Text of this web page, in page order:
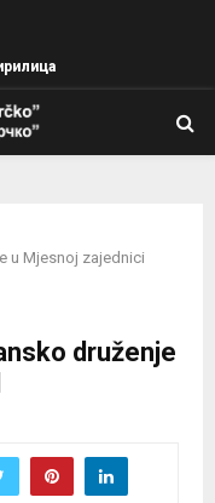
u Mjesnoj zajednici
druženje